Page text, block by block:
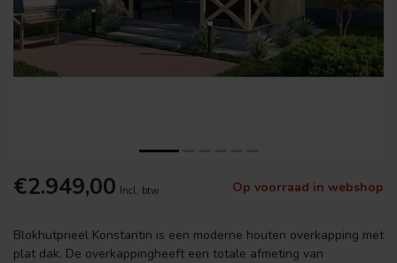
€2.949,00 Incl. btw Op voorraad in webshop
Blokhutprieel Konstantin is een moderne houten overkapping met
plat dak. De overkappingheeft een totale afmeting van